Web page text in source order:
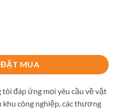
Thiết Kế Và In Ấn Hộp Giấy Đựng Trái
ĐẶT MUA
tôi đáp ứng mọi yêu cầu về vật
khu công nghiệp, các thương